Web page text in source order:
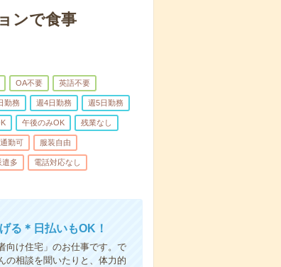
ンで食事
OA不要 英語不要
勤務 週4日勤務 週5日勤務
午後のみOK 残業なし
勤可 服装自由
遣多 電話対応なし
る＊日払いもOK！
け住宅」のお仕事です。で
の相談を聞いたりと、体力的